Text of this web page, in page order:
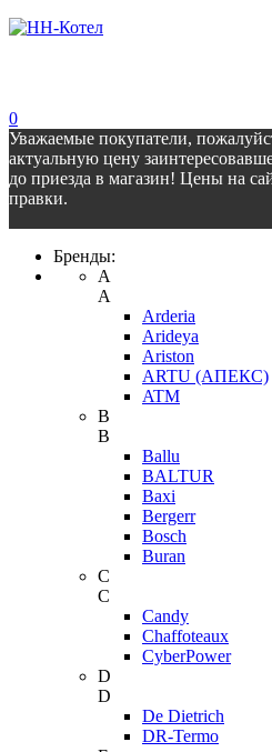
0
Уважаемые покупатели,
актуальную цену
до приезда в магазин! Цены на
правки.
Бренды:
A
A
Arderia
Arideya
Ariston
ARTU (АПЕКС)
ATM
B
B
Ballu
BALTUR
Baxi
Bergerr
Bosch
Buran
C
C
Candy
Chaffoteaux
CyberPower
D
D
De Dietrich
DR-Termo